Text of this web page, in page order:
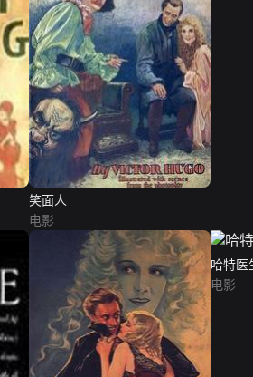
笑面人
电影
哈特医
电影